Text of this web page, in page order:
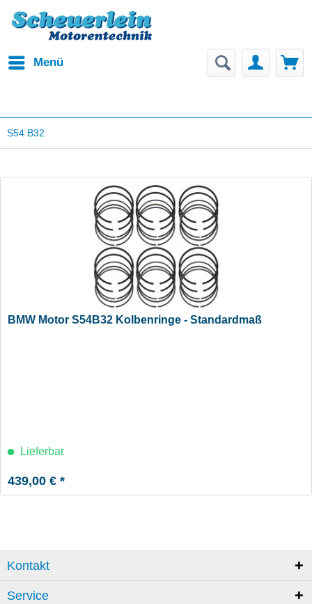
Menü
S54 B32
BMW Motor S54B32 Kolbenringe - Standardmaß
Lieferbar
439,00 € *
Kontakt
Service